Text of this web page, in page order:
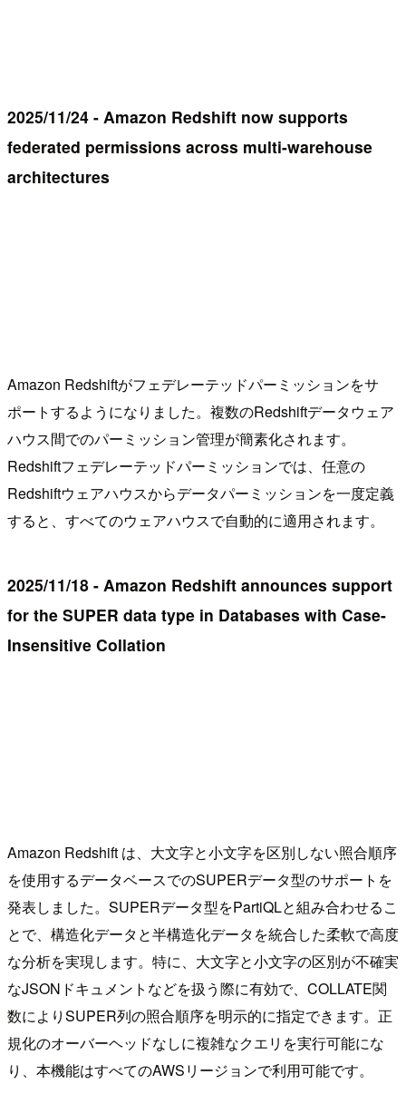
2025/11/24 - Amazon Redshift now supports
federated permissions across multi-warehouse
architectures
Amazon Redshiftがフェデレーテッドパーミッションをサ
ポートするようになりました。複数のRedshiftデータウェア
ハウス間でのパーミッション管理が簡素化されます。
Redshiftフェデレーテッドパーミッションでは、任意の
Redshiftウェアハウスからデータパーミッションを一度定義
すると、すべてのウェアハウスで自動的に適用されます。
2025/11/18 - Amazon Redshift announces support
for the SUPER data type in Databases with Case-
Insensitive Collation
Amazon Redshift は、大文字と小文字を区別しない照合順序
を使用するデータベースでのSUPERデータ型のサポートを
発表しました。SUPERデータ型をPartiQLと組み合わせるこ
とで、構造化データと半構造化データを統合した柔軟で高度
な分析を実現します。特に、大文字と小文字の区別が不確実
なJSONドキュメントなどを扱う際に有効で、COLLATE関
数によりSUPER列の照合順序を明示的に指定できます。正
規化のオーバーヘッドなしに複雑なクエリを実行可能にな
り、本機能はすべてのAWSリージョンで利用可能です。